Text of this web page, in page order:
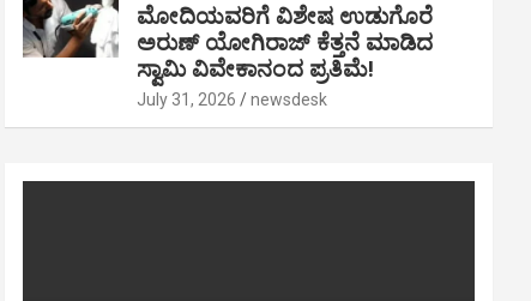
ಮೋದಿಯವರಿಗೆ ವಿಶೇಷ ಉಡುಗೊರೆ
ಅರುಣ್ ಯೋಗಿರಾಜ್ ಕೆತ್ತನೆ ಮಾಡಿದ
ಸ್ವಾಮಿ ವಿವೇಕಾನಂದ ಪ್ರತಿಮೆ!
July 31, 2026 newsdesk